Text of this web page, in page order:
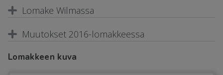
Lomake Wilmassa
Muutokset 2016-lomakkeessa
Lomakkeen kuva